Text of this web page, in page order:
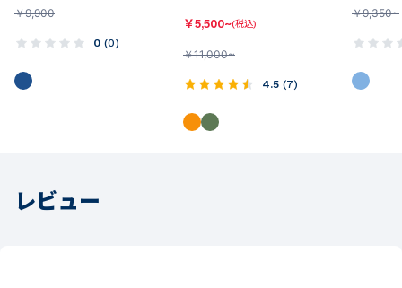
￥9,900
0 (0)
￥5,500~(税込)
￥11,000~
4.5 (7)
￥9,350~
レビュー